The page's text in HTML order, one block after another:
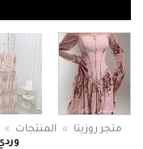
متجر روزيتا » المنتجات »